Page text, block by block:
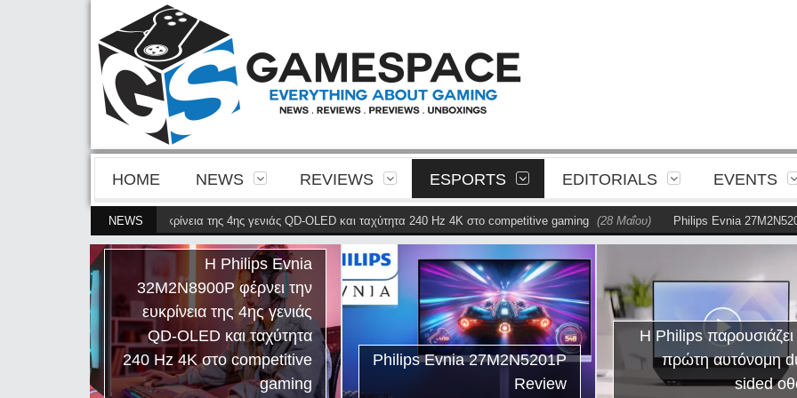
HOME NEWS REVIEWS ESPORTS EDITORIALS EVENTS
NEWS
φέρνει την ευκρίνεια της 4ης γενιάς QD-OLED και ταχύτητα 240 Hz 4K στο competitive gaming (28 Μαΐου) Philips Evnia 27M2N5201P
Philips Evnia 27M2N5201P
Review
Η Philips παρουσιάζει την
πρώτη αυτόνομη dual-
sided οθόνη
Η Philips
παρουσιάζει το
για
φωτισμό gaming